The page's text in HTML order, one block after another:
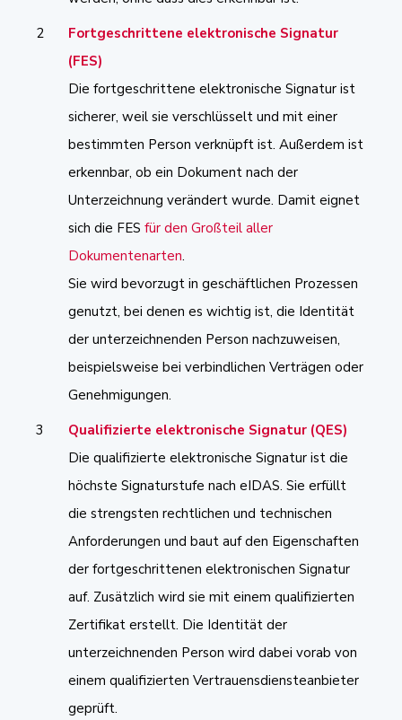
Fortgeschrittene elektronische Signatur
(FES)
Die fortgeschrittene elektronische Signatur ist
sicherer, weil sie verschlüsselt und mit einer
bestimmten Person verknüpft ist. Außerdem ist
erkennbar, ob ein Dokument nach der
Unterzeichnung verändert wurde. Damit eignet
sich die FES für den Großteil aller
Dokumentenarten.
Sie wird bevorzugt in geschäftlichen Prozessen
genutzt, bei denen es wichtig ist, die Identität
der unterzeichnenden Person nachzuweisen,
beispielsweise bei verbindlichen Verträgen oder
Genehmigungen.
Qualifizierte elektronische Signatur (QES)
Die qualifizierte elektronische Signatur ist die
höchste Signaturstufe nach eIDAS. Sie erfüllt
die strengsten rechtlichen und technischen
Anforderungen und baut auf den Eigenschaften
der fortgeschrittenen elektronischen Signatur
auf. Zusätzlich wird sie mit einem qualifizierten
Zertifikat erstellt. Die Identität der
unterzeichnenden Person wird dabei vorab von
einem qualifizierten Vertrauensdiensteanbieter
geprüft.